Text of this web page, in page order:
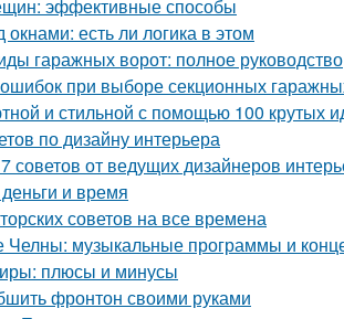
эффективные способы
есть ли логика в этом
гаражных ворот: полное руководство
при выборе секционных
и стильной с помощью 100 крутых
по дизайну интерьера
от ведущих дизайнеров
и время
советов на все времена
музыкальные программы и
плюсы и минусы
фронтон своими руками